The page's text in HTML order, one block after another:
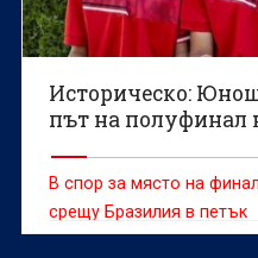
Историческо:
път на полуфинал
В спор за място на
срещу Бразилия в петък